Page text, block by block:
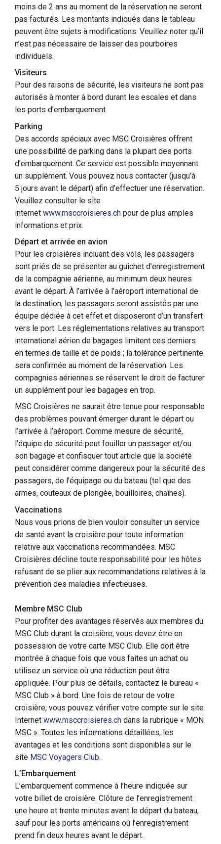
moins de 2 ans au moment de la réservation ne seront
pas facturés. Les montants indiqués dans le tableau
peuvent être sujets à modifications. Veuillez noter qu’il
n’est pas nécessaire de laisser des pourboires
individuels.
Visiteurs
Pour des raisons de sécurité, les visiteurs ne sont pas
autorisés à monter à bord durant les escales et dans
les ports d’embarquement.
Parking
Des accords spéciaux avec MSC Croisières offrent
une possibilité de parking dans la plupart des ports
d’embarquement. Ce service est possible moyennant
un supplément. Vous pouvez nous contacter (jusqu’à
5 jours avant le départ) afin d’effectuer une réservation.
Veuillez consulter le site
internetwww.msccroisieres.ch pour de plus amples
informations et prix.
Départ et arrivée en avion
Pour les croisières incluant des vols, les passagers
sont priés de se présenter au guichet d’enregistrement
de la compagnie aérienne, au minimum deux heures
avant le départ. À l’arrivée à l’aéroport international de
la destination, les passagers seront assistés par une
équipe dédiée à cet effet et disposeront d’un transfert
vers le port. Les réglementations relatives au transport
international aérien de bagages limitent ces derniers
en termes de taille et de poids ; la tolérance pertinente
sera confirmée au moment de la réservation. Les
compagnies aériennes se réservent le droit de facturer
un supplément pour les bagages en trop.
MSC Croisières ne saurait être tenue pour responsable
des problèmes pouvant émerger durant le départ ou
l’arrivée à l’aéroport. Comme mesure de sécurité,
l’équipe de sécurité peut fouiller un passager et/ou
son bagage et confisquer tout article que la société
peut considérer comme dangereux pour la sécurité des
passagers, de l’équipage ou du bateau (tel que des
armes, couteaux de plongée, bouilloires, chaînes).
Vaccinations
Nous vous prions de bien vouloir consulter un service
de santé avant la croisière pour toute information
relative aux vaccinations recommandées. MSC
Croisières décline toute responsabilité pour les hôtes
refusant de se plier aux recommandations relatives à la
prévention des maladies infectieuses.
Membre MSC Club
Pour profiter des avantages réservés aux membres du
MSC Club durant la croisière, vous devez être en
possession de votre carte MSC Club. Elle doit être
montrée à chaque fois que vous faites un achat ou
utilisez un service où une réduction peut être
appliquée. Pour plus de détails, contactez le bureau «
MSC Club » à bord. Une fois de retour de votre
croisière, vous pouvez vérifier votre compte sur le site
Internetwww.msccroisieres.ch dans la rubrique « MON
MSC ». Toutes les informations détaillées, les
avantages et les conditions sont disponibles sur le
site MSC Voyagers Club.
L’Embarquement
L’embarquement commence à l’heure indiquée sur
votre billet de croisière. Clôture de l’enregistrement :
une heure et trente minutes avant le départ du bateau,
sauf pour les ports américains où l’enregistrement
prend fin deux heures avant le départ.